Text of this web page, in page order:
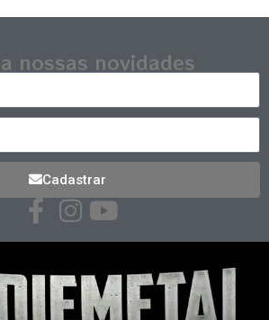
nossas novidades
Cadastrar